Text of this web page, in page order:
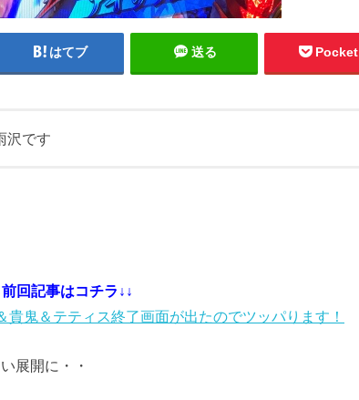
はてブ 送る Pocket
沢です
前回記事はコチラ↓↓
貴鬼＆テティス終了画面が出たのでツッパります！
展開に・・